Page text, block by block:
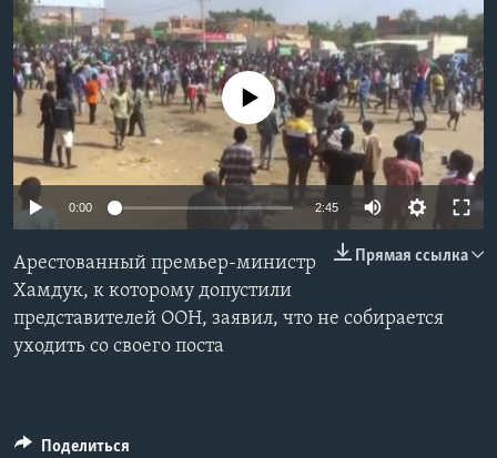
Learning English
СОЦИАЛЬНЫЕ СЕТИ
Языки
No media source currently available
0:00 2:45
Прямая ссылка
Арестованный премьер-министр
Хамдук, к которому допустили
представителей ООН, заявил, что не собирается
уходить со своего поста
Поделиться